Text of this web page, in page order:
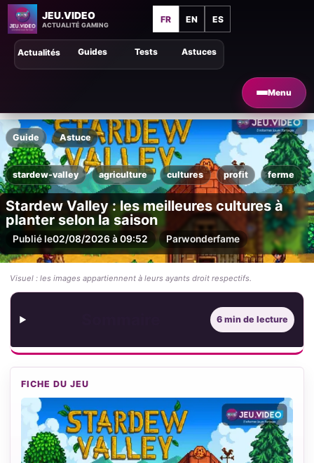
JEU.VIDEO
ACTUALITÉ GAMING
FR EN ES
Menu
Astuces
Guides Tests
Actualités
Guide Astuce
stardew-valley agriculture cultures profit ferme
Stardew Valley : les meilleures cultures à
planter selon la saison
Publié le02/08/2026 à 09:52 Parwonderfame
Visuel : les images appartiennent à leurs ayants droit respectifs.
6 min de lecture
FICHE DU JEU